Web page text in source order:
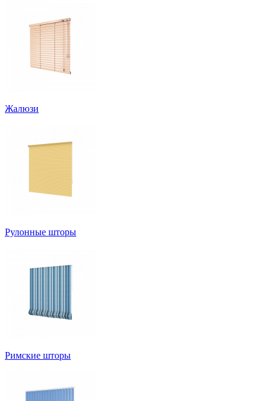
Жалюзи
Рулонные шторы
Римские шторы